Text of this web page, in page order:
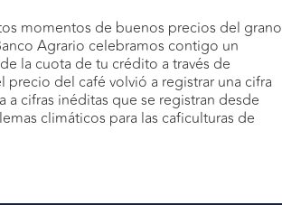
momentos de buenos precios del grano
Agrario celebramos contigo un
la cuota de tu crédito a través de
del café volvió a registrar una cifra
a cifras inéditas que se registran desde
climáticos para las caficulturas de